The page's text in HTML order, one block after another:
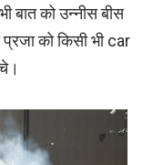
बात को उन्नीस बीस
को किसी भी car